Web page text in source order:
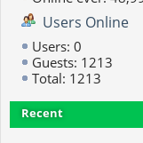
Users Online
Users: 0
Guests: 1213
Total: 1213
Recent